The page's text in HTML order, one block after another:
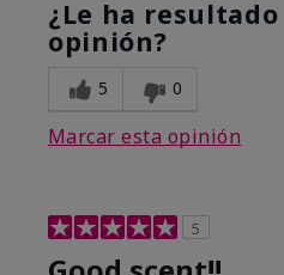
¿Le ha
opinión?
5 0
Marcar esta opinión
5